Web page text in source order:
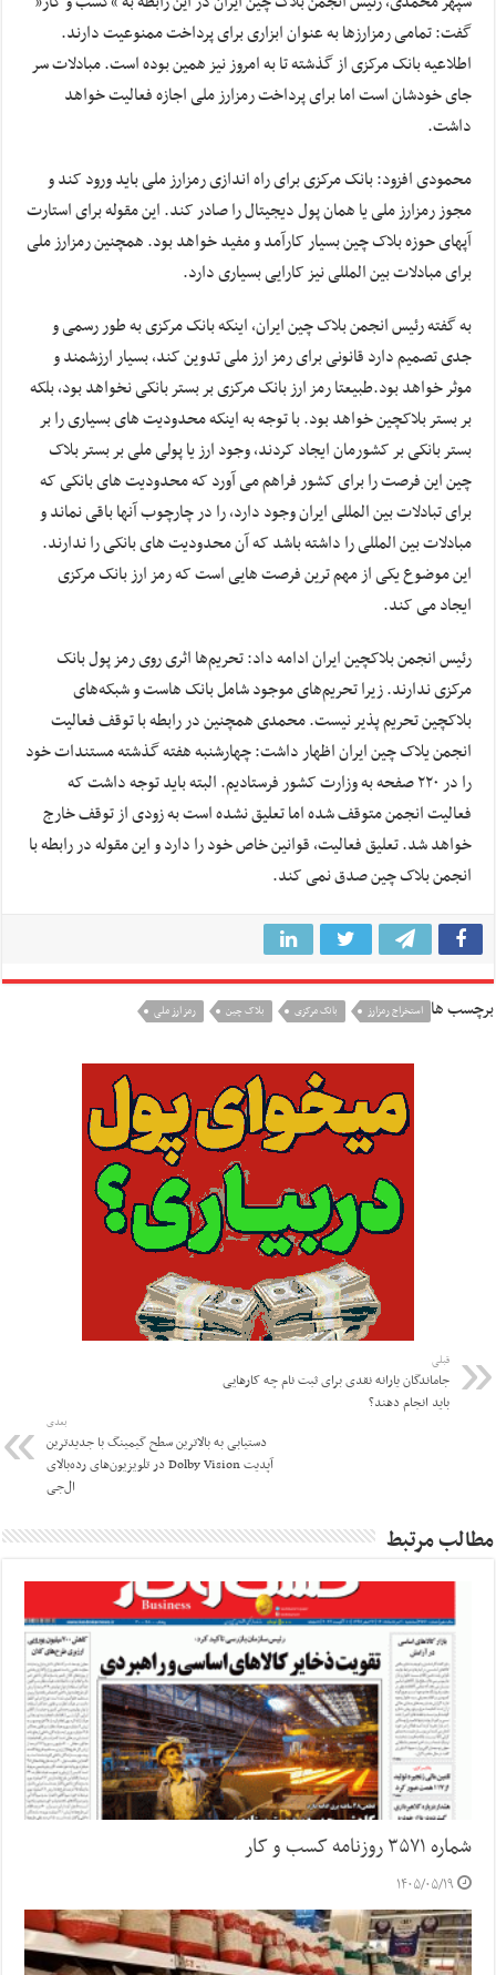
گفت: تمامی رمزارزها به عنوان ابزاری برای پرداخت ممنوعیت دارند.
اطلاعیه بانک مرکزی از گذشته تا به امروز نیز همین بوده است. مبادلات سر
جای خودشان است اما برای پرداخت رمزارز ملی اجازه فعالیت خواهد
داشت.
محمودی افزود: بانک مرکزی برای راه اندازی رمزارز ملی باید ورود کند و
مجوز رمزارز ملی یا همان پول دیجیتال را صادر کند. این مقوله برای استارت
آپهای حوزه بلاک چین بسیار کارآمد و مفید خواهد بود. همچنین رمزارز ملی
برای مبادلات بین المللی نیز کارایی بسیاری دارد.
به گفته رئیس انجمن بلاک چین ایران، اینکه بانک مرکزی به طور رسمی و
جدی تصمیم دارد قانونی برای رمز ارز ملی تدوین کند، بسیار ارزشمند و
موثر خواهد بود.طبیعتا رمز ارز بانک مرکزی بر بستر بانکی نخواهد بود، بلکه
بر بستر بلاکچین خواهد بود. با توجه به اینکه محدودیت های بسیاری را بر
بستر بانکی بر کشورمان ایجاد کردند، وجود ارز یا پولی ملی بر بستر بلاک
چین این فرصت را برای کشور فراهم می آورد که محدودیت های بانکی که
برای تبادلات بین المللی ایران وجود دارد، را در چارچوب آنها باقی نماند و
مبادلات بین المللی را داشته باشد که آن محدودیت های بانکی را ندارند.
این موضوع یکی از مهم ترین فرصت هایی است که رمز ارز بانک مرکزی
ایجاد می کند.
رئیس انجمن بلاکچین ایران ادامه داد: تحریم‌ها اثری روی رمز پول بانک
مرکزی ندارند. زیرا تحریم‌های موجود شامل بانک هاست و شبکه‌های
بلاکچین تحریم پذیر نیست. محمدی همچنین در رابطه با توقف فعالیت
انجمن یلاک چین ایران اظهار داشت: چهارشنبه هفته گذشته مستندات خود
را در ۲۲۰ صفحه به وزارت کشور فرستادیم. البته باید توجه داشت که
فعالیت انجمن متوقف شده اما تعلیق نشده است به زودی از توقف خارج
خواهد شد. تعلیق فعالیت، قوانین خاص خود را دارد و این مقوله در رابطه با
انجمن بلاک چین صدق نمی کند.
برچسب ها استخراج رمزارز بانک مرکزی بلاک چین رمز ارز ملی
قبلی
جاماندگان یارانه نقدی برای ثبت نام چه کارهایی
باید انجام دهند؟
بعدی
دستیابی به بالاترین سطح گیمینگ با جدیدترین
آپدیت Dolby Vision در تلویزیون‌های رده‌بالای
ال‌جی
مطالب مرتبط
شماره ۳۵۷۱ روزنامه کسب و کار
۱۴۰۵/۰۵/۱۹